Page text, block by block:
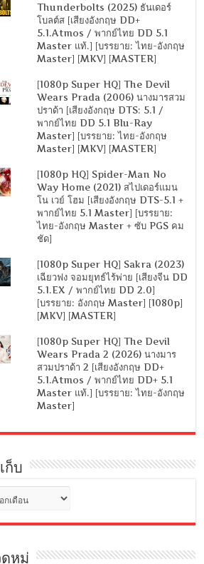
Thunderbolts (2025) ธันเดอร์
โบลต์ส [เสียงอังกฤษ DD+
5.1.Atmos / พากย์ไทย DD 5.1
Master แท้.] [บรรยาย: ไทย-อังกฤษ
Master] [MKV] [MASTER]
[1080p Super HQ] The Devil
Wears Prada (2006) นางมารสวม
ปราด้า [เสียงอังกฤษ DTS: 5.1 /
พากย์ไทย DD 5.1 Blu-Ray
Master] [บรรยาย: ไทย-อังกฤษ
Master] [MKV] [MASTER]
[1080p HQ] Spider-Man No
Way Home (2021) สไปเดอร์แมน
โน เวย์ โฮม [เสียงอังกฤษ DTS-5.1 +
พากย์ไทย 5.1 Master] [บรรยาย:
ไทย-อังกฤษ Master + ซับ PGS คม
ชัด]
[1080p Super HQ] Sakra (2023)
เฉียวฟง จอมยุทธ์ไร้พ่าย [เสียงจีน DD
5.1.EX / พากย์ไทย DD 2.0]
[บรรยาย: อังกฤษ Master] [1080p]
[MKV] [MASTER]
[1080p Super HQ] The Devil
Wears Prada 2 (2026) นางมาร
สวมปราด้า 2 [เสียงอังกฤษ DD+
5.1.Atmos / พากย์ไทย DD+ 5.1
Master แท้.] [บรรยาย: ไทย-อังกฤษ
Master]
ก็บ
หมู่